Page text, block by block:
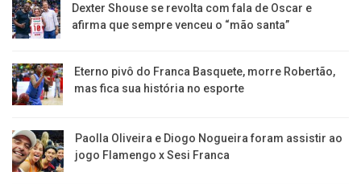
Dexter Shouse se revolta com fala de Oscar e
afirma que sempre venceu o “mão santa”
Eterno pivô do Franca Basquete, morre Robertão,
mas fica sua história no esporte
Paolla Oliveira e Diogo Nogueira foram assistir ao
jogo Flamengo x Sesi Franca